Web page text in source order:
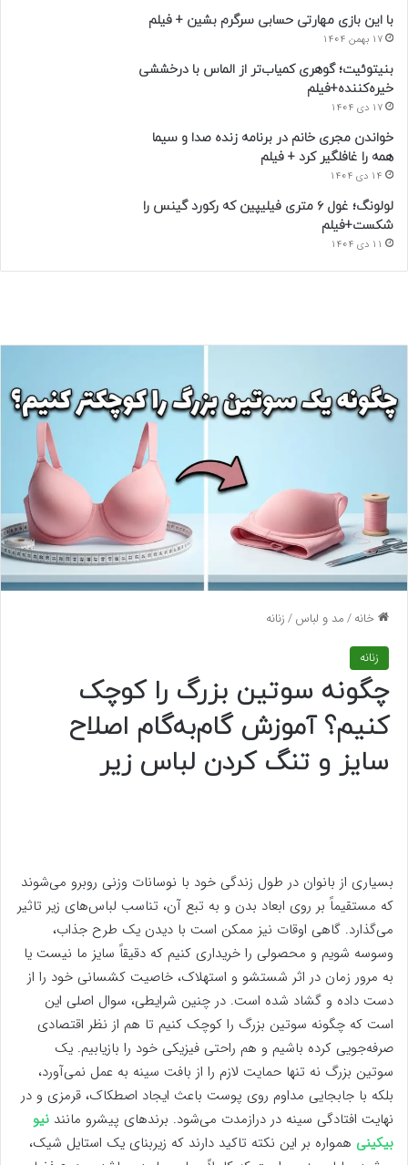
با این بازی مهارتی حسابی سرگرم بشین + فیلم
17 بهمن 1404
بنیتوئیت؛ گوهری کمیاب‌تر از الماس با درخششی
خیره‌کننده+فیلم
17 دی 1404
خواندن مجری خانم در برنامه زنده صدا و سیما
همه را غافلگیر کرد + فیلم
14 دی 1404
لولونگ؛ غول ۶ متری فیلیپین که رکورد گینس را
شکست+فیلم
11 دی 1404